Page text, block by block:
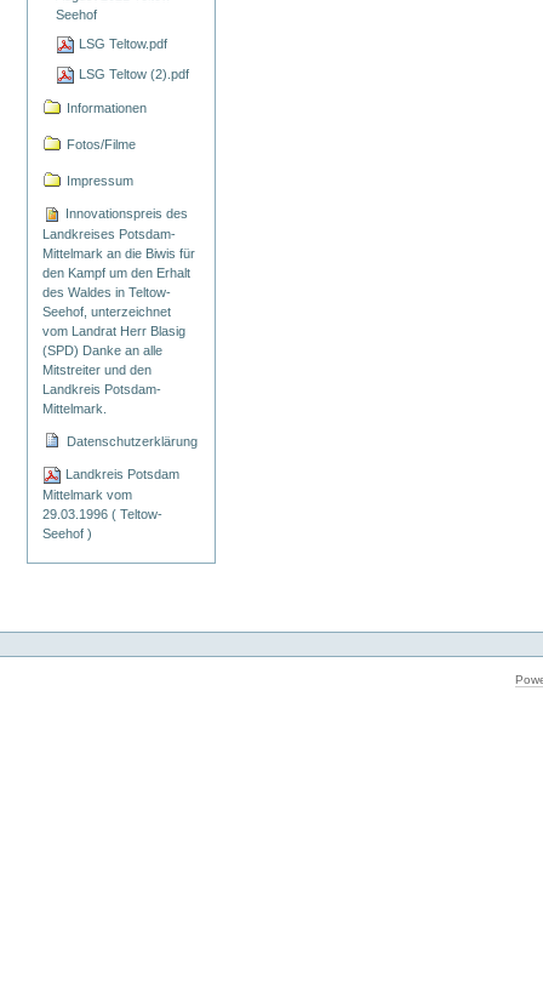
Seehof
LSG Teltow.pdf
LSG Teltow (2).pdf
Informationen
Fotos/Filme
Impressum
Innovationspreis des
Landkreises Potsdam-
Mittelmark an die Biwis für
den Kampf um den Erhalt
des Waldes in Teltow-
Seehof, unterzeichnet
vom Landrat Herr Blasig
(SPD) Danke an alle
Mitstreiter und den
Landkreis Potsdam-
Mittelmark.
Datenschutzerklärung
Landkreis Potsdam
Mittelmark vom
29.03.1996 ( Teltow-
Seehof )